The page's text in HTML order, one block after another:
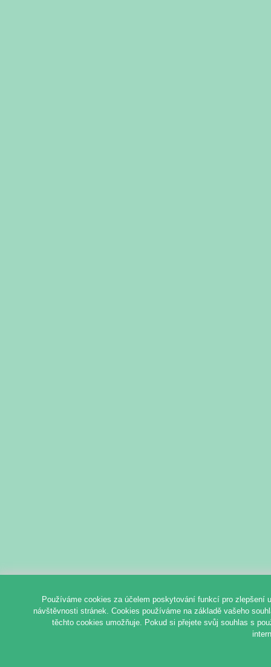
Používáme cookies za účelem poskytování funkcí pro zlepšení
návštěvnosti stránek. Cookies používáme na základě vašeho
těchto cookies umožňuje. Pokud si přejete svůj souhlas s